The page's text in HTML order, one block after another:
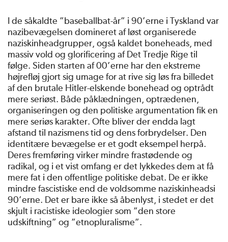
I de såkaldte ”baseballbat-år” i 90’erne i Tyskland var
nazibevægelsen domineret af løst organiserede
naziskinheadgrupper, også kaldet boneheads, med
massiv vold og glorificering af Det Tredje Rige til
følge. Siden starten af 00’erne har den ekstreme
højrefløj gjort sig umage for at rive sig løs fra billedet
af den brutale Hitler-elskende bonehead og optrådt
mere seriøst. Både påklædningen, optrædenen,
organiseringen og den politiske argumentation fik en
mere seriøs karakter. Ofte bliver der endda lagt
afstand til nazismens tid og dens forbrydelser. Den
identitære bevægelse er et godt eksempel herpå.
Deres fremføring virker mindre frastødende og
radikal, og i et vist omfang er det lykkedes dem at få
mere fat i den offentlige politiske debat. De er ikke
mindre fascistiske end de voldsomme naziskinheadsi
90’erne. Det er bare ikke så åbenlyst, i stedet er det
skjult i racistiske ideologier som ”den store
udskiftning” og ”etnopluralisme”.